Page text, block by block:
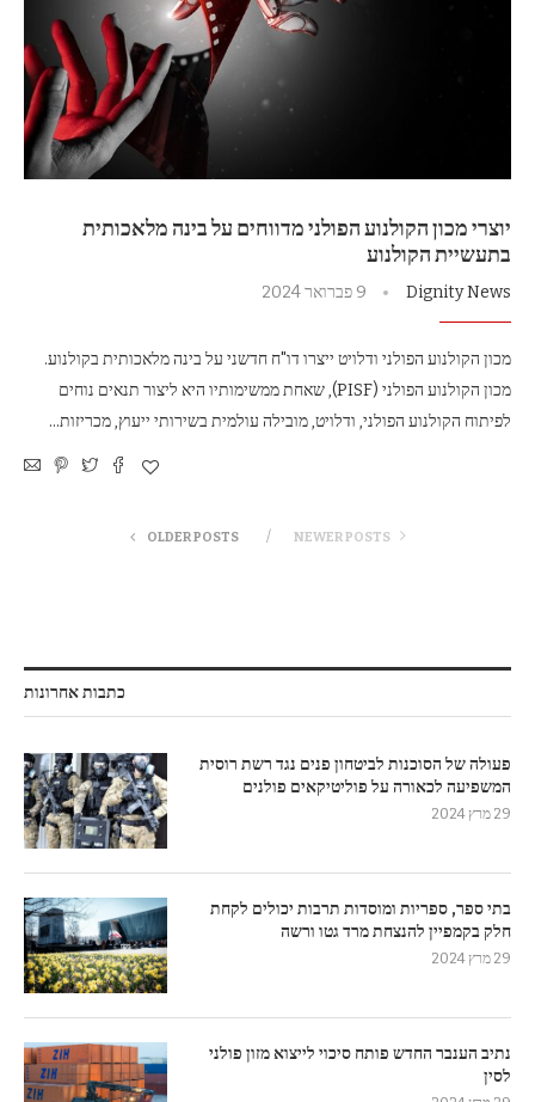
יוצרי מכון הקולנוע הפולני מדווחים על בינה מלאכותית
בתעשיית הקולנוע
Dignity News 9 פברואר 2024
מכון הקולנוע הפולני ודלויט ייצרו דו"ח חדשני על בינה מלאכותית בקולנוע.
מכון הקולנוע הפולני (PISF), שאחת ממשימותיו היא ליצור תנאים נוחים
לפיתוח הקולנוע הפולני, ודלויט, מובילה עולמית בשירותי ייעוץ, מכריזות…
NEWER POSTS
OLDER POSTS
כתבות אחרונות
פעולה של הסוכנות לביטחון פנים נגד רשת רוסית
המשפיעה לכאורה על פוליטיקאים פולנים
29 מרץ 2024
בתי ספר, ספריות ומוסדות תרבות יכולים לקחת
חלק בקמפיין להנצחת מרד גטו ורשה
29 מרץ 2024
נתיב הענבר החדש פותח סיכוי לייצוא מזון פולני
לסין